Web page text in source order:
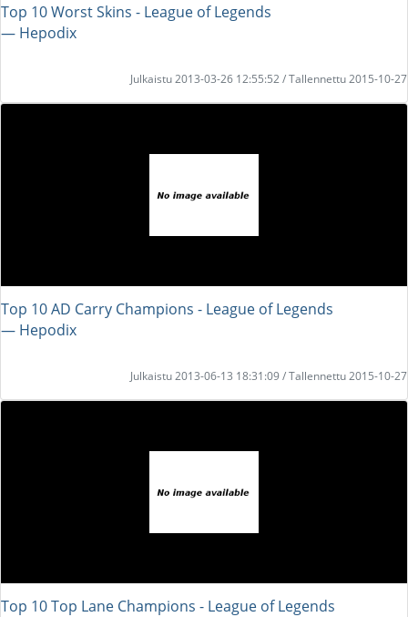
Top 10 Worst Skins - League of Legends
― Hepodix
Julkaistu 2013-03-26 12:55:52 / Tallennettu 2015-10-27
Top 10 AD Carry Champions - League of Legends
― Hepodix
Julkaistu 2013-06-13 18:31:09 / Tallennettu 2015-10-27
Top 10 Top Lane Champions - League of Legends